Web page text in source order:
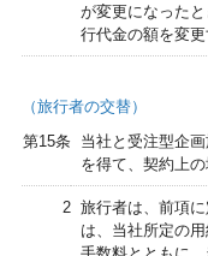
が変更になった
行代金の額を変更
（旅行者の交替）
第15条
当社と受注型企
を得て、契約上
2 旅行者は、前項
は、当社所定の